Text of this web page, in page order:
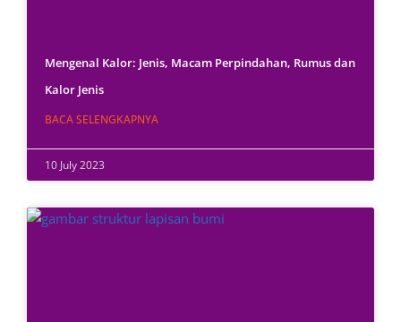
Mengenal Kalor: Jenis, Macam Perpindahan, Rumus dan
Kalor Jenis
BACA SELENGKAPNYA
10 July 2023